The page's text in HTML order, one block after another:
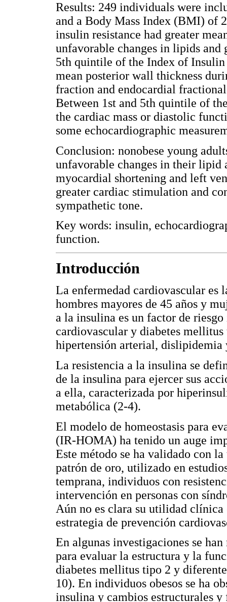
Results: 249 individuals were
and a Body Mass Index (BMI) of
insulin resistance had greater
unfavorable changes in lipids
5th quintile of the Index of
mean posterior wall thickness
fraction and endocardial
Between 1st and 5th quintile of
the cardiac mass or diastolic
some echocardiographic
Conclusion: nonobese young
unfavorable changes in their lipid
myocardial shortening and left
greater cardiac stimulation and
sympathetic tone.
Key words: insulin,
function.
Introducción
La enfermedad cardiovascular es
hombres mayores de 45 años y
a la insulina es un factor de
cardiovascular y diabetes mellitus
hipertensión arterial, dislipidemia
La resistencia a la insulina se
de la insulina para ejercer sus
a ella, caracterizada por
metabólica (2-4).
El modelo de homeostasis para
(IR-HOMA) ha tenido un auge
Este método se ha validado con
patrón de oro, utilizado en
temprana, individuos con
intervención en personas con
Aún no es clara su utilidad clínica
estrategia de prevención
En algunas investigaciones se
para evaluar la estructura y la
diabetes mellitus tipo 2 y
10). En individuos obesos se ha
insulina y cambios estructurales y